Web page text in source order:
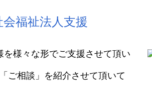
会福祉法人支援
様々な形でご支援させて頂い
ご相談」を紹介させて頂いて